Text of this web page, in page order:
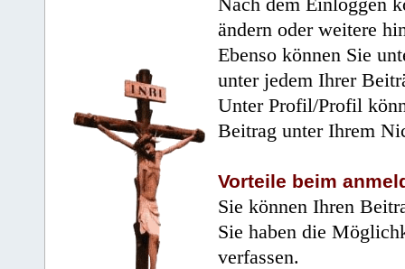
Nach dem Einloggen
ändern oder weitere
Ebenso können Sie
unter jedem Ihrer
Unter Profil/Profil
Beitrag unter Ihrem
Vorteile beim
Sie können Ihren
Sie haben die
verfassen.